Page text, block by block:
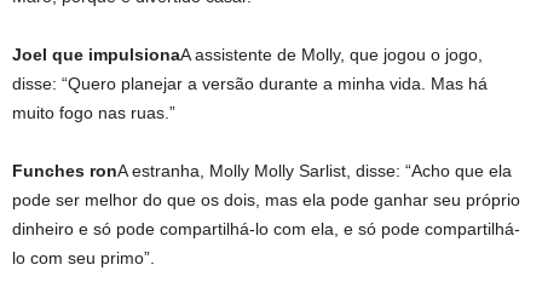
Joel que impulsionaA assistente de Molly, que jogou o jogo,
disse: “Quero planejar a versão durante a minha vida. Mas há
muito fogo nas ruas.”
Funches ronA estranha, Molly Molly Sarlist, disse: “Acho que ela
pode ser melhor do que os dois, mas ela pode ganhar seu próprio
dinheiro e só pode compartilhá-lo com ela, e só pode compartilhá-
lo com seu primo”.